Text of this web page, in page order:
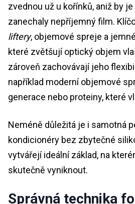
zvednou už u kořínků, aniž by
zanechaly nepříjemný film.
liftery, objemové spreje a
které zvětšují optický objem
zároveň zachovávají jeho
například moderní objemové
generace nebo proteiny, které
Neméně důležitá je i samotná
kondicionéry bez zbytečné
vytvářejí ideální základ, na
skutečně vyniknout.
Správná technika